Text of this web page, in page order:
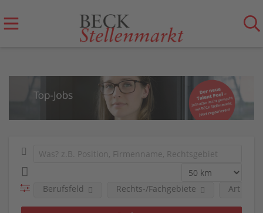
Berufsfeld Rechts-/Fachgebiete Art der